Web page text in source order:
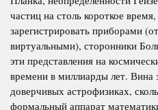
частиц на столь короткое
зарегистрировать приборами
виртуальными), сторонники
эти представления на
времени в миллиарды лет. Вина
доверчивых астрофизиках,
формальный аппарат